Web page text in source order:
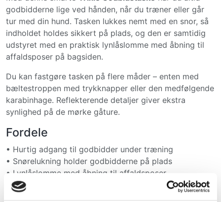
godbidderne lige ved hånden, når du træner eller går
tur med din hund. Tasken lukkes nemt med en snor, så
indholdet holdes sikkert på plads, og den er samtidig
udstyret med en praktisk lynlåslomme med åbning til
affaldsposer på bagsiden.
Du kan fastgøre tasken på flere måder – enten med
bæltestroppen med trykknapper eller den medfølgende
karabinhage. Reflekterende detaljer giver ekstra
synlighed på de mørke gåture.
Fordele
• Hurtig adgang til godbidder under træning
• Snørelukning holder godbidderne på plads
• Lynlåslomme med åbning til affaldsposer
• Kan fastgøres med bæltestrop eller karabinhage